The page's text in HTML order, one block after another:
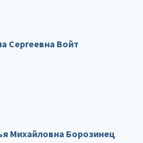
Сергеевна Войт
Михайловна Борозинец